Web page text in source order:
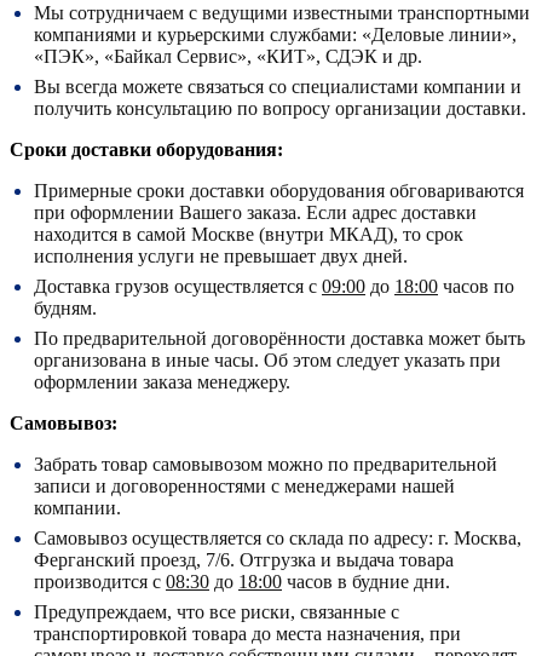
Мы сотрудничаем с ведущими известными транспортными
компаниями и курьерскими службами: «Деловые линии»,
«ПЭК», «Байкал Сервис», «КИТ», СДЭК и др.
Вы всегда можете связаться со специалистами компании и
получить консультацию по вопросу организации доставки.
Сроки доставки оборудования:
Примерные сроки доставки оборудования обговариваются
при оформлении Вашего заказа. Если адрес доставки
находится в самой Москве (внутри МКАД), то срок
исполнения услуги не превышает двух дней.
Доставка грузов осуществляется с 09:00 до 18:00 часов по
будням.
По предварительной договорённости доставка может быть
организована в иные часы. Об этом следует указать при
оформлении заказа менеджеру.
Самовывоз:
Забрать товар самовывозом можно по предварительной
записи и договоренностями с менеджерами нашей
компании.
Самовывоз осуществляется со склада по адресу: г. Москва,
Ферганский проезд, 7/6. Отгрузка и выдача товара
производится с 08:30 до 18:00 часов в будние дни.
Предупреждаем, что все риски, связанные с
транспортировкой товара до места назначения, при